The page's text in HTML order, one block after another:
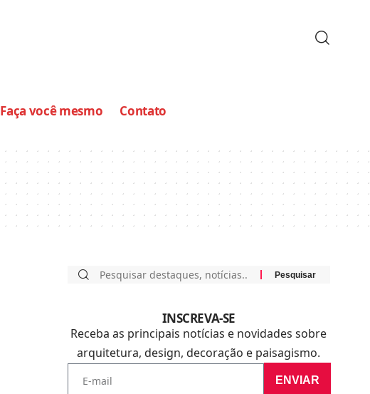
Faça você mesmo Contato
INSCREVA-SE
Receba as principais notícias e novidades sobre
arquitetura, design, decoração e paisagismo.
ENVIAR